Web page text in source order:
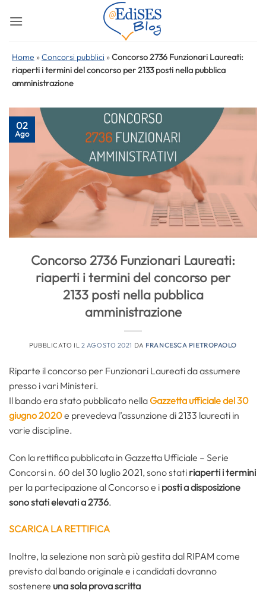
Home »Concorsi pubblici »Concorso 2736 Funzionari Laureati:
riaperti i termini del concorso per 2133 posti nella pubblica
amministrazione
02
Ago
Concorso 2736 Funzionari Laureati:
riaperti i termini del concorso per
2133 posti nella pubblica
amministrazione
PUBBLICATO IL 2 AGOSTO 2021 DA FRANCESCA PIETROPAOLO
Riparte il concorso per Funzionari Laureati da assumere
presso i vari Ministeri.
Il bando era stato pubblicato nellaGazzetta ufficiale del 30
giugno 2020e prevedeva l’assunzione di 2133 laureati in
varie discipline.
Con la rettifica pubblicata in Gazzetta Ufficiale – Serie
Concorsi n. 60 del 30 luglio 2021, sono stati riaperti i termini
per la partecipazione al Concorso e i posti a disposizione
sono stati elevati a 2736.
SCARICA LA RETTIFICA
Inoltre, la selezione non sarà più gestita dal RIPAM come
previsto dal bando originale e i candidati dovranno
sostenere una sola prova scritta